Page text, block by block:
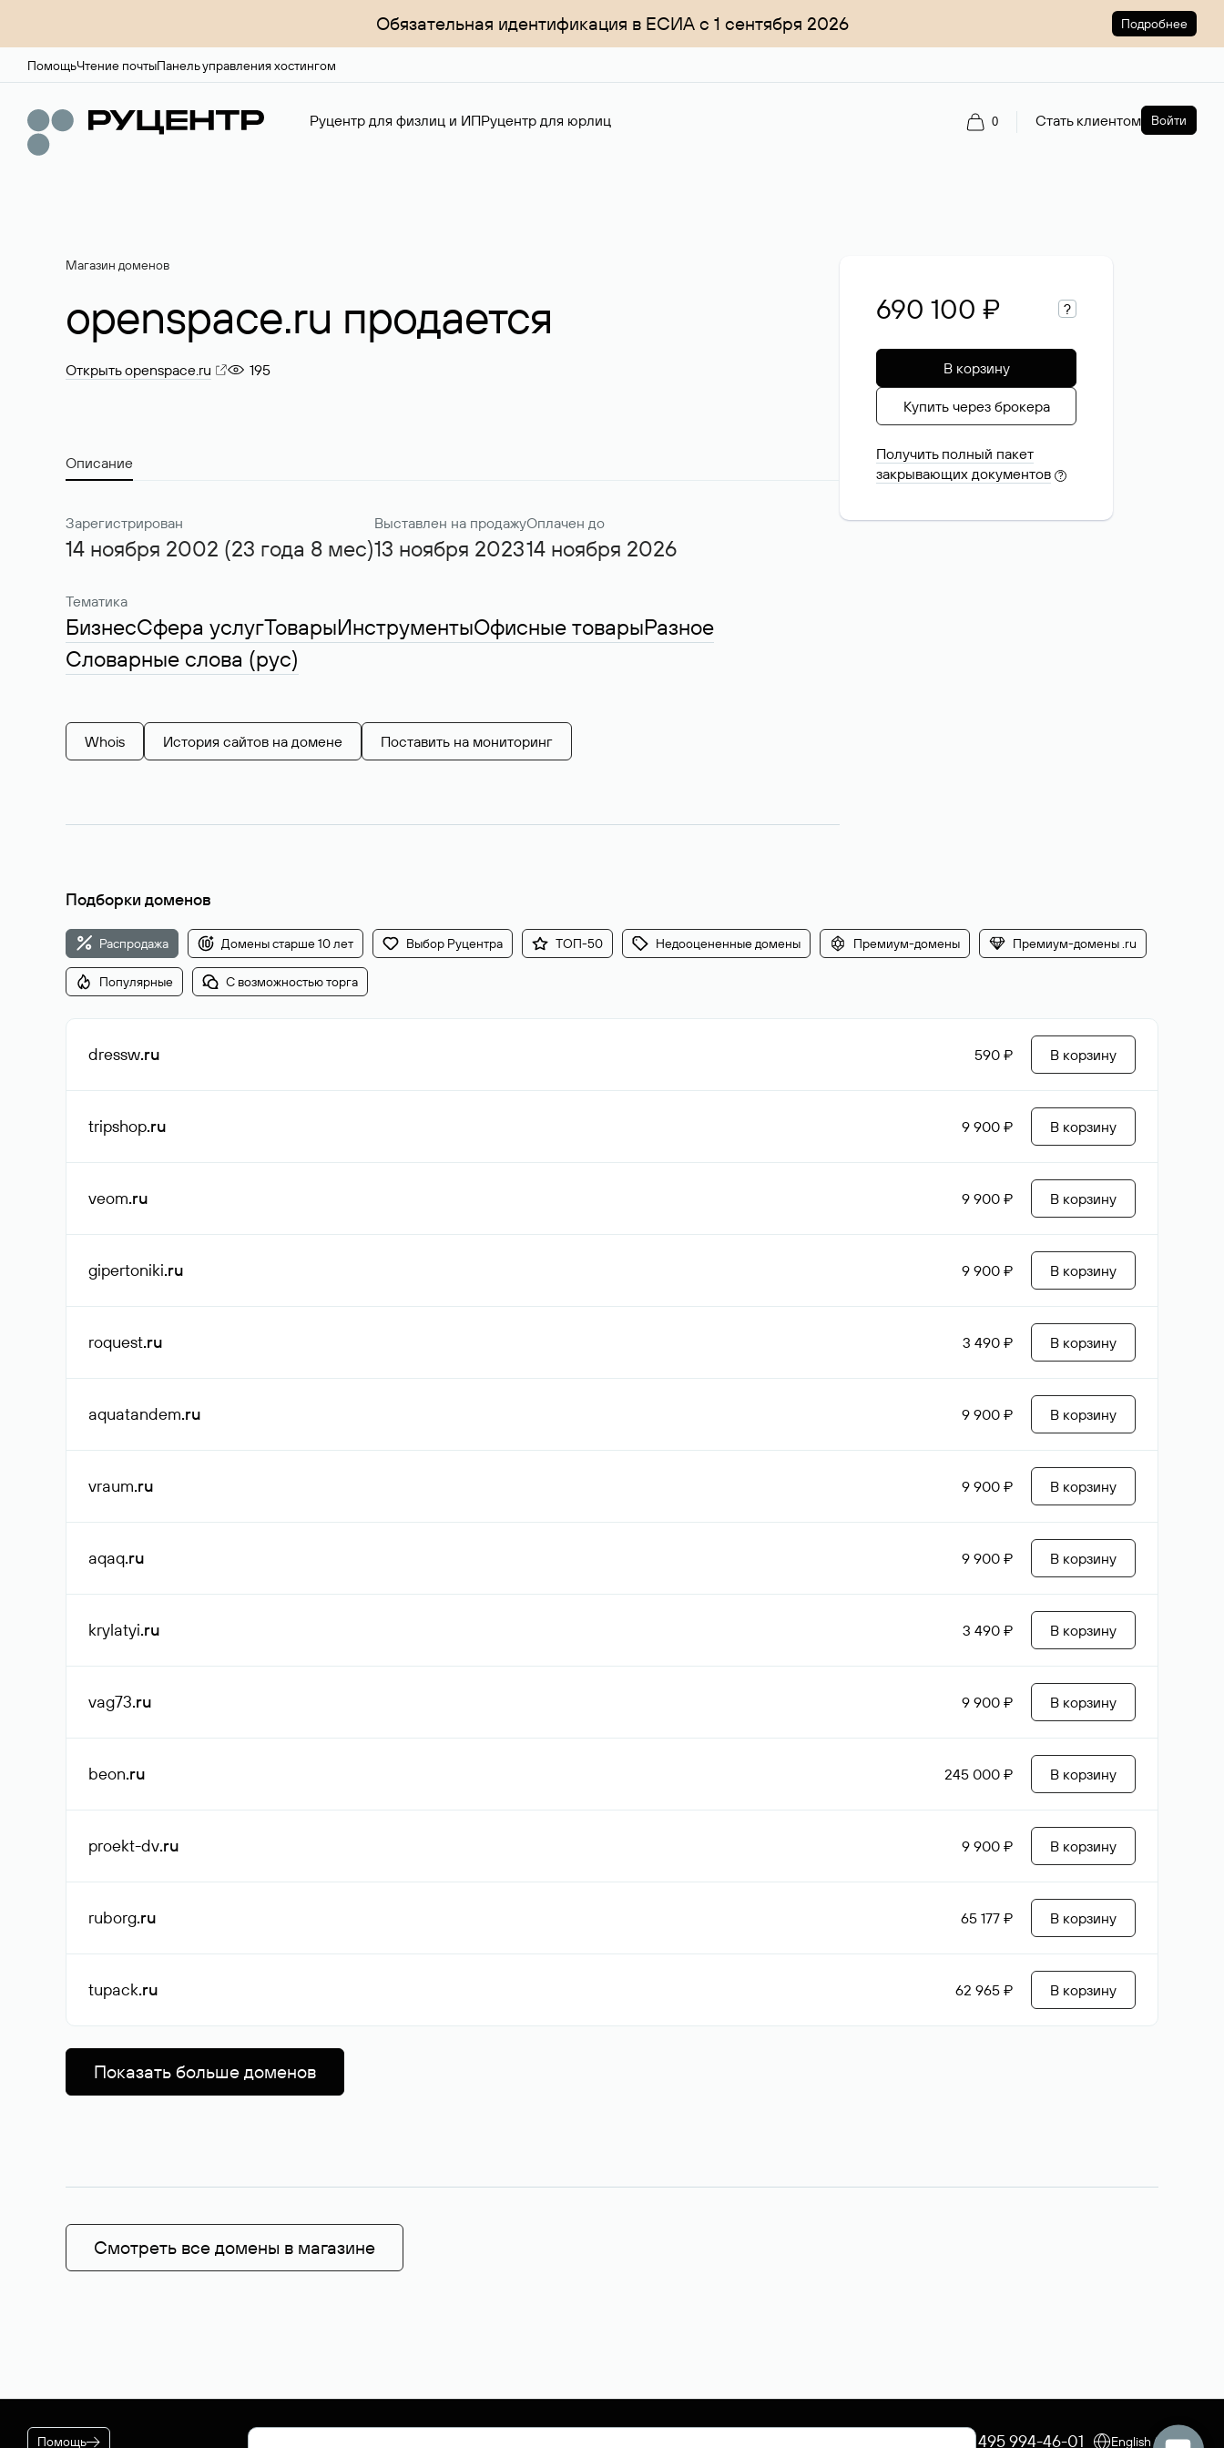
Обязательная идентификация в ЕСИА с 1 сентября 2026 Подробнее
ПомощьЧтение почтыПанель управления хостингом
Руцентр для физлиц и ИПРуцентр для юрлиц 0 Стать клиентом Войти
Магазин доменов
openspace.ru продается
Открыть openspace.ru 195
Описание
Зарегистрирован
14 ноября 2002 (23 года 8 мес)
Выставлен на продажу
13 ноября 2023
Оплачен до
14 ноября 2026
Тематика
БизнесСфера услугТоварыИнструментыОфисные товарыРазное
Словарные слова (рус)
Whois История сайтов на домене Поставить на мониторинг
690 100 ₽ ?
В корзину
Купить через брокера
Получить полный пакет
закрывающих документов ?
Подборки доменов
Распродажа Домены старше 10 лет Выбор Руцентра ТОП-50 Недооцененные домены Премиум-домены Премиум-домены .ru
Популярные С возможностью торга
dressw.ru 590 ₽ В корзину
tripshop.ru 9 900 ₽ В корзину
veom.ru 9 900 ₽ В корзину
gipertoniki.ru 9 900 ₽ В корзину
roquest.ru 3 490 ₽ В корзину
aquatandem.ru 9 900 ₽ В корзину
vraum.ru 9 900 ₽ В корзину
aqaq.ru 9 900 ₽ В корзину
krylatyi.ru 3 490 ₽ В корзину
vag73.ru 9 900 ₽ В корзину
beon.ru 245 000 ₽ В корзину
proekt-dv.ru 9 900 ₽ В корзину
ruborg.ru 65 177 ₽ В корзину
tupack.ru 62 965 ₽ В корзину
Показать больше доменов
Смотреть все домены в магазине
Помощь +7 495 994-46-01 English (USD)